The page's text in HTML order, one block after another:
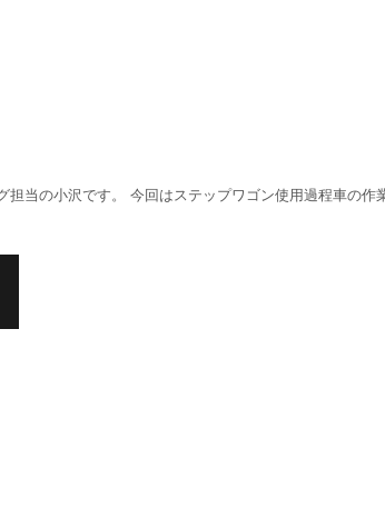
担当の小沢です。 今回はステップワゴン使用過程車の作